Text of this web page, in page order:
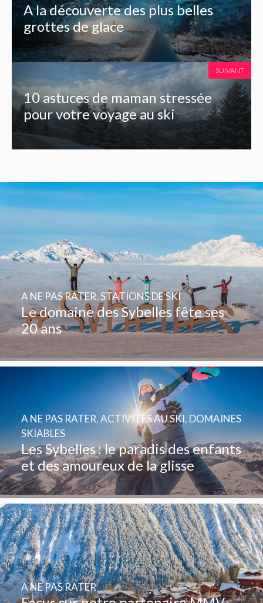
A la découverte des plus belles
grottes de glace
10 astuces de maman stressée
pour votre voyage au ski
SUIVANT
Le domaine des Sybelles fête ses
20 ans
A NE PAS RATER,STATIONS DE SKI
Les Sybelles : le paradis des enfants
et des amoureux de la glisse
A NE PAS RATER,ACTIVITÉS AU SKI, DOMAINES
SKIABLES
A NE PAS RATER